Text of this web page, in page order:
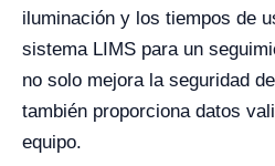
iluminación y los tiempos de
sistema LIMS para un
no solo mejora la seguridad
también proporciona datos
equipo.